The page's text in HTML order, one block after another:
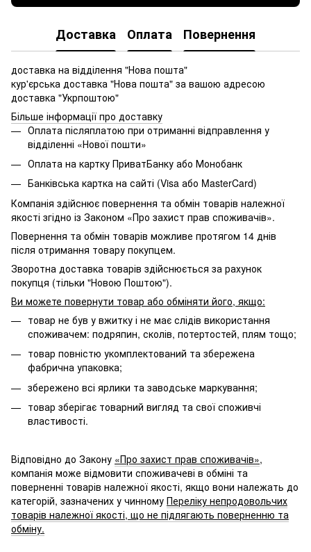
Доставка Оплата Повернення
доставка на відділення "Нова пошта"
кур'єрська доставка "Нова пошта" за вашою адресою
доставка "Укрпоштою"
Більше інформації про доставку
Оплата післяплатою при отриманні відправлення у
відділенні «Нової пошти»
Оплата на картку ПриватБанку або Монобанк
Банківська картка на сайті (Visa або MasterCard)
Компанія здійснює повернення та обмін товарів належної
якості згідно із Законом «Про захист прав споживачів».
Повернення та обмін товарів можливе протягом 14 днів
після отримання товару покупцем.
Зворотна доставка товарів здійснюється за рахунок
покупця (тільки "Новою Поштою").
Ви можете повернути товар або обміняти його, якщо:
товар не був у вжитку і не має слідів використання
споживачем: подряпин, сколів, потертостей, плям тощо;
товар повністю укомплектований та збережена
фабрична упаковка;
збережено всі ярлики та заводське маркування;
товар зберігає товарний вигляд та свої споживчі
властивості.
Відповідно до Закону «Про захист прав споживачів»,
компанія може відмовити споживачеві в обміні та
поверненні товарів належної якості, якщо вони належать до
категорій, зазначених у чинному Переліку непродовольчих
товарів належної якості, що не підлягають поверненню та
обміну.